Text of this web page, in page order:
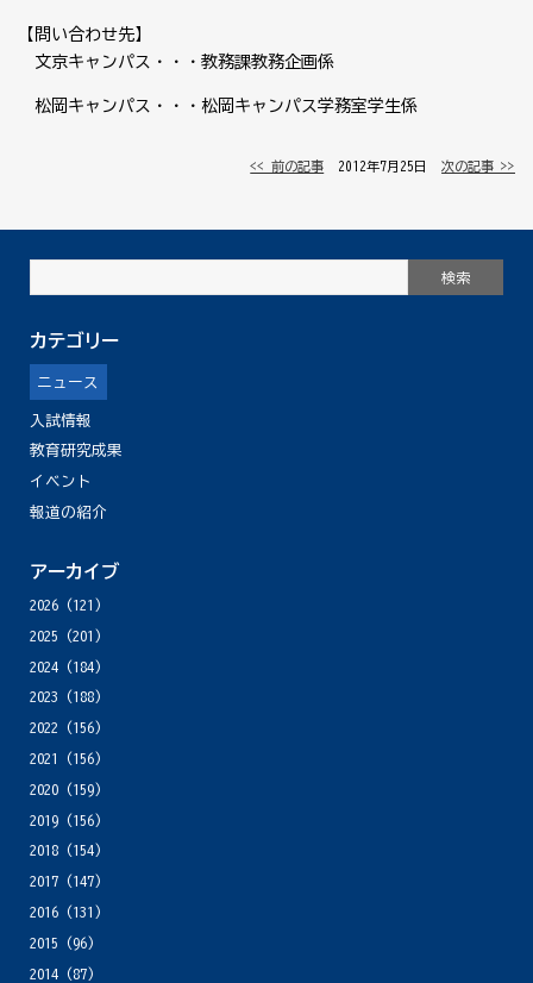
【問い合わせ先】
文京キャンパス・・・教務課教務企画係
松岡キャンパス・・・松岡キャンパス学務室学生係
<< 前の記事 │ 2012年7月25日 │次の記事 >>
カテゴリー
ニュース
入試情報
教育研究成果
イベント
報道の紹介
アーカイブ
2026(121)
2025 (201)
2024(184)
2023 (188)
2022 (156)
2021
(156)
2020(159)
2019(156)
2018(154)
2017(147)
2016(131)
2015 (96)
2014(87)